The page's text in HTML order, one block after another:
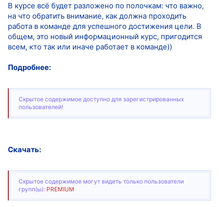
В курсе всё будет разложено по полочкам: что важно,
на что обратить внимание, как должна проходить
работа в команде для успешного достижения цели. В
общем, это новый информационный курс, пригодится
всем, кто так или иначе работает в команде))
Подробнее:
Скрытое содержимое доступно для зарегистрированных
пользователей!
Скачать:
Скрытое содержимое могут видеть только пользователи
групп(ы): PREMIUM